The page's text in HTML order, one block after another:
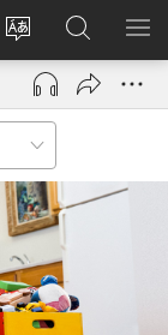
Taal
site
wijzigen
Inloggen
(opent
nieuw
venster)
Zoeken
op
JW.ORG